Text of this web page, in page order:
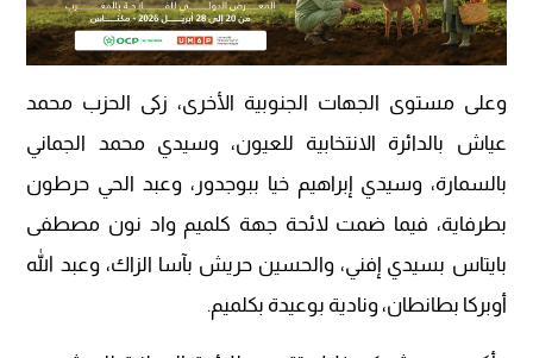
وعلى مستوى الجهات الجنوبية الأخرى، زكى الحزب محمد
عياش بالدائرة الانتخابية للعيون، وسيدي محمد الجماني
بالسمارة، وسيدي إبراهيم خيا ببوجدور، وعبد الحي حرطون
بطرفاية، فيما ضمت لائحة جهة كلميم واد نون مصطفى
بايتاس بسيدي إفني، والحسين حريش بآسا الزاك، وعبد الله
أوبركا بطانطان، ونادية بوعيدة بكلميم.